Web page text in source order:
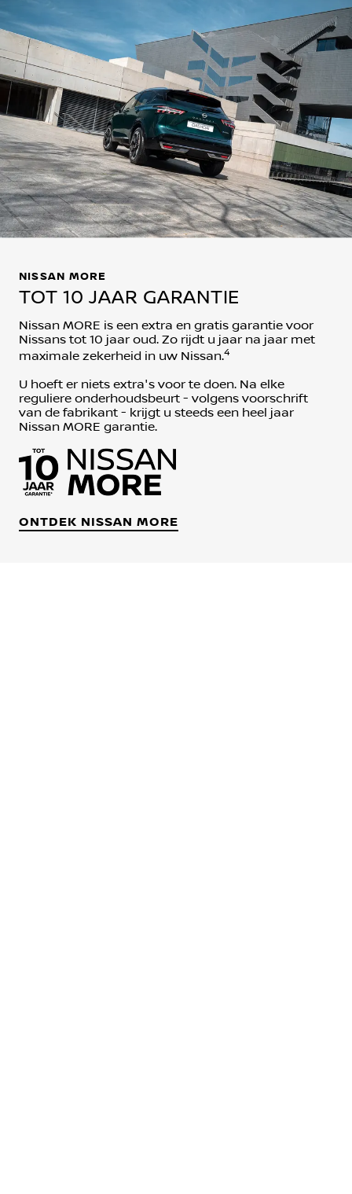
NISSAN MORE
TOT 10 JAAR GARANTIE
Nissan MORE is een extra en gratis garantie voor
Nissans tot 10 jaar oud. Zo rijdt u jaar na jaar met
maximale zekerheid in uw Nissan.4
U hoeft er niets extra's voor te doen. Na elke
reguliere onderhoudsbeurt - volgens voorschrift
van de fabrikant - krijgt u steeds een heel jaar
Nissan MORE garantie.
ONTDEK NISSAN MORE